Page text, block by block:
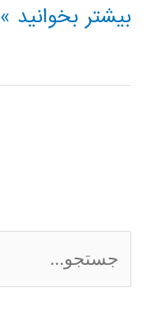
آموزش
افزار
بیشتر بخوانید »
س